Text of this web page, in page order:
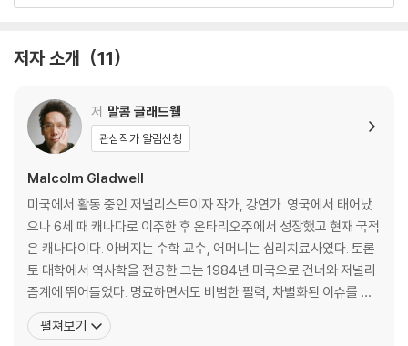
옮긴이의 글
저자 소개 11
저 말콤 글래드웰
관심작가 알림신청
Malcolm Gladwell
미국에서 활동 중인 저널리스트이자 작가, 강연가. 영국에서 태어났
으나 6세 때 캐나다로 이주한 후 온타리오주에서 성장했고 현재 국적
은 캐나다이다. 아버지는 수학 교수, 어머니는 심리치료사였다. 토론
토 대학에서 역사학을 전공한 그는 1984년 미국으로 건너와 저널리
즘계에 뛰어들었다. 명료하면서도 비범한 필력, 차별화된 이슈를 고
르는 탁월한 감각으로 《워싱턴 포스트》에 입성한 후 1996년에는 ‘문
학적 저널리즘의 최고봉’이라 할 수 있는 《더 뉴요커》로 자리를 옮겨
펼쳐보기